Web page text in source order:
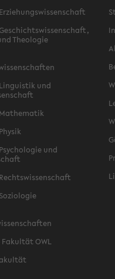
Theologie
und
und
OWL